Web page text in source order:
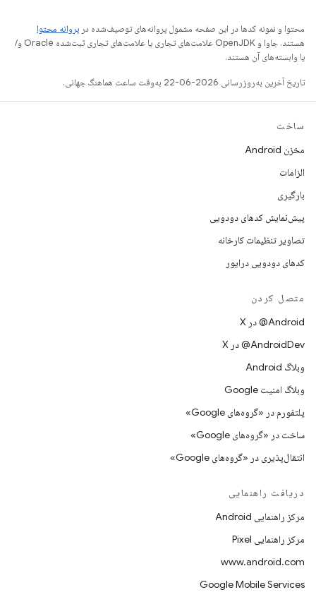
محتوا و نمونه کدها در این صفحه مشمول پروانه‌های توصیف‌شده در پروانه محتوا
هستند. جاوا و OpenJDK علامت‌های تجاری یا علامت‌های تجاری ثبت‌شده Oracle و/
یا وابسته‌های آن هستند.
تاریخ آخرین به‌روزرسانی 2026-06-22 به‌وقت ساعت هماهنگ جهانی.
ساخت
مخزن Android
الزامات
بارگیری
پیش‌نمایش کدهای دودویی
تصاویر تنظیمات کارخانه
کدهای دودویی درایور
متصل کردن
‫‎@Android در X
‫‎@AndroidDev در X
وبلاگ Android
وبلاگ امنیت Google
پلتفورم در «گروه‌های Google»
ساخت در «گروه‌های Google»
انتقال‌پذیری در «گروه‌های Google»
دریافت راهنمایی
مرکز راهنمایی Android
مرکز راهنمایی Pixel
www.android.com
Google Mobile Services